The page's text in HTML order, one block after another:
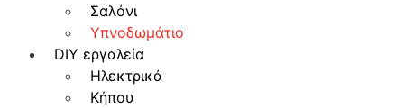
Σαλόνι
Υπνοδωμάτιο
DIY εργαλεία
Ηλεκτρικά
Κήπου